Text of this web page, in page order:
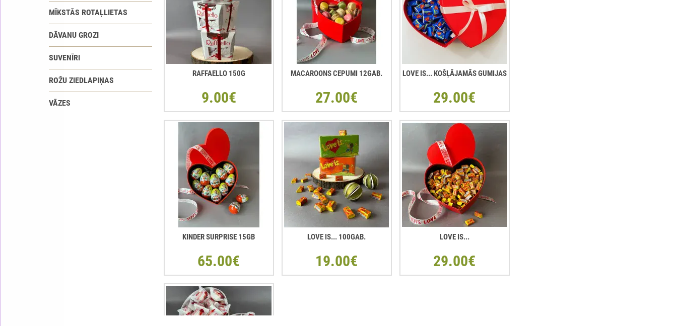
MĪKSTĀS ROTAĻLIETAS
DĀVANU GROZI
SUVENĪRI
ROŽU ZIEDLAPIŅAS
VĀZES
RAFFAELLO 150G
9.00€
MACAROONS CEPUMI 12GAB.
27.00€
LOVE IS... KOŠĻĀJAMĀS GUMIJAS
29.00€
KINDER SURPRISE 15GB
65.00€
LOVE IS... 100GAB.
19.00€
LOVE IS...
29.00€